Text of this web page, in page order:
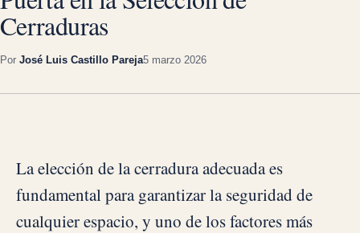
Cerraduras
Por José Luis Castillo Pareja5 marzo 2026
La elección de la cerradura adecuada es
fundamental para garantizar la seguridad de
cualquier espacio, y uno de los factores más